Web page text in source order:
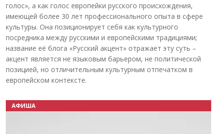
голос», а как голос европейки русского происхождения,
имеющей более 30 лет профессионального опыта в сфере
культуры. Она позиционирует себя как культурного
посредника между русскими и европейскими традициями;
название её блога «Русский акцент» отражает эту суть –
акцент является не языковым барьером, не политической
позицией, но отличительным культурным отпечатком в
европейском контексте.
АФИША